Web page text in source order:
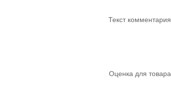
Текст комментария
Оценка для товара